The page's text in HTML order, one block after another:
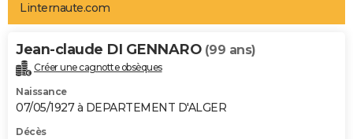
Art de vivre
Bien-être
Loisirs
Mode
Modes de vie
Alimentation
Guide de la santé
Maladies
Médicaments
Sommeil
VOYAGE
Destinations
City break
Voyage nature
Voyage de noces
Forum
Climat
+PHOTO
GUIDES D'ACHAT
Linternaute.com
Jean-claude DI GENNARO (99 ans)
Créer une cagnotte obsèques
Naissance
07/05/1927 à DEPARTEMENT D'ALGER
Décès